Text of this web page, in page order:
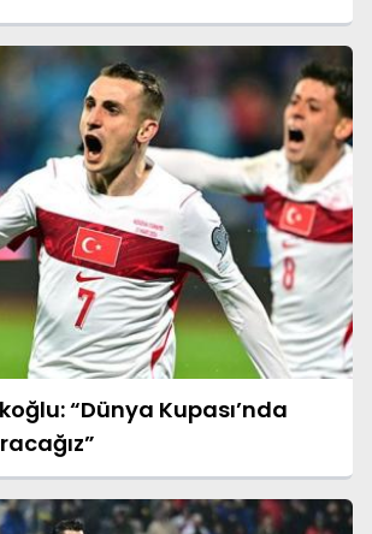
“Dünya Kupası’nda